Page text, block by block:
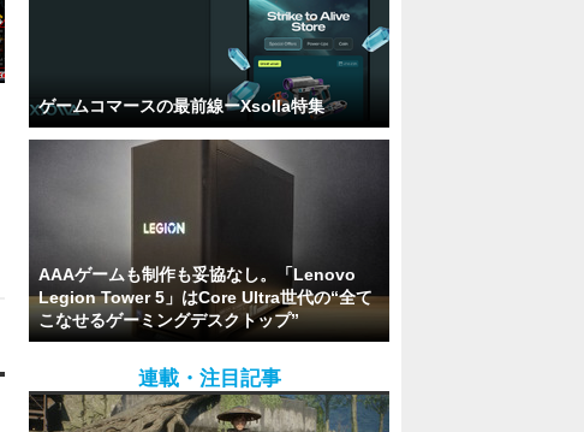
ゲームコマースの最前線ーXsolla特集
AAAゲームも制作も妥協なし。「Lenovo
Legion Tower 5」はCore Ultra世代の“全て
こなせるゲーミングデスクトップ”
連載・注目記事